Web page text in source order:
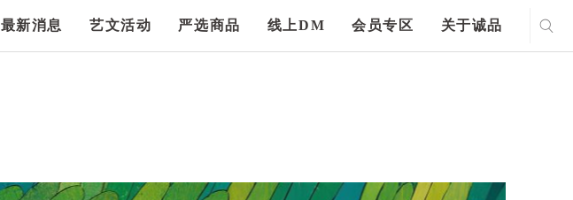
最新消息 艺文活动 严选商品 线上DM 会员专区 关于诚品